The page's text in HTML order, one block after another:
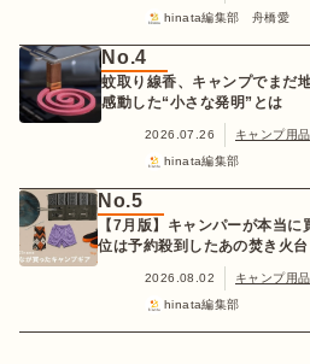
hinata編集部 舟橋愛
No.4
蚊取り線香、キャンプでまだ
感動した“小さな発明”とは
2026.07.26
キャンプ用品
hinata編集部
No.5
【7月版】キャンパーが本当
位は予約殺到したあの焚き火台
2026.08.02
キャンプ用品
hinata編集部